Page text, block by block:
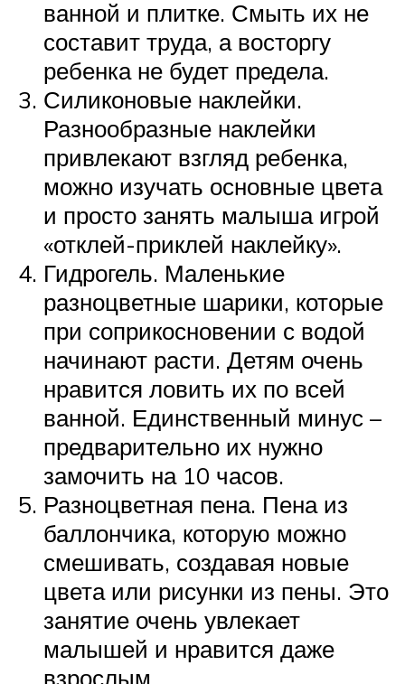
ванной и плитке. Смыть их не
составит труда, а восторгу
ребенка не будет предела.
Силиконовые наклейки.
Разнообразные наклейки
привлекают взгляд ребенка,
можно изучать основные цвета
и просто занять малыша игрой
«отклей-приклей наклейку».
Гидрогель. Маленькие
разноцветные шарики, которые
при соприкосновении с водой
начинают расти. Детям очень
нравится ловить их по всей
ванной. Единственный минус –
предварительно их нужно
замочить на 10 часов.
Разноцветная пена. Пена из
баллончика, которую можно
смешивать, создавая новые
цвета или рисунки из пены. Это
занятие очень увлекает
малышей и нравится даже
взрослым.